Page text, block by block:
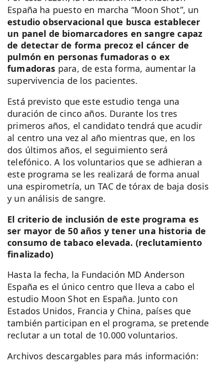
España ha puesto en marcha “Moon Shot”, un
estudio observacional que busca establecer
un panel de biomarcadores en sangre capaz
de detectar de forma precoz el cáncer de
pulmón en personas fumadoras o ex
fumadoras para, de esta forma, aumentar la
supervivencia de los pacientes.
Está previsto que este estudio tenga una
duración de cinco años. Durante los tres
primeros años, el candidato tendrá que acudir
al centro una vez al año mientras que, en los
dos últimos años, el seguimiento será
telefónico. A los voluntarios que se adhieran a
este programa se les realizará de forma anual
una espirometría, un TAC de tórax de baja dosis
y un análisis de sangre.
El criterio de inclusión de este programa es
ser mayor de 50 años y tener una historia de
consumo de tabaco elevada. (reclutamiento
finalizado)
Hasta la fecha, la Fundación MD Anderson
España es el único centro que lleva a cabo el
estudio Moon Shot en España. Junto con
Estados Unidos, Francia y China, países que
también participan en el programa, se pretende
reclutar a un total de 10.000 voluntarios.
Archivos descargables para más información: